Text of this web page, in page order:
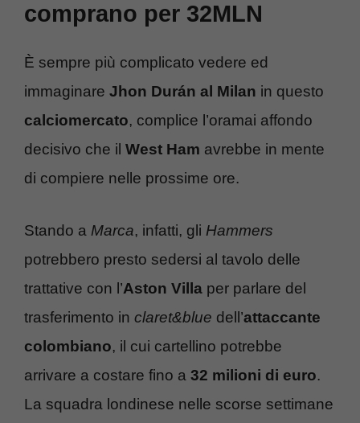
comprano per 32MLN
È sempre più complicato vedere ed
immaginare Jhon Durán al Milan in questo
calciomercato, complice l’oramai affondo
decisivo che il West Ham avrebbe in mente
di compiere nelle prossime ore.
Stando a Marca, infatti, gli Hammers
potrebbero presto sedersi al tavolo delle
trattative con l’Aston Villa per parlare del
trasferimento in claret&blue dell’attaccante
colombiano, il cui cartellino potrebbe
arrivare a costare fino a 32 milioni di euro.
La squadra londinese nelle scorse settimane